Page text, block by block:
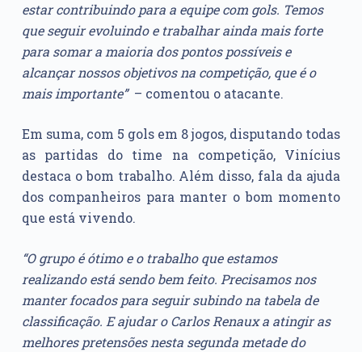
estar contribuindo para a equipe com gols. Temos
que seguir evoluindo e trabalhar ainda mais forte
para somar a maioria dos pontos possíveis e
alcançar nossos objetivos na competição, que é o
mais importante” – comentou o atacante.
Em suma, com 5 gols em 8 jogos, disputando todas
as partidas do time na competição, Vinícius
destaca o bom trabalho. Além disso, fala da ajuda
dos companheiros para manter o bom momento
que está vivendo.
“O grupo é ótimo e o trabalho que estamos
realizando está sendo bem feito. Precisamos nos
manter focados para seguir subindo na tabela de
classificação. E ajudar o Carlos Renaux a atingir as
melhores pretensões nesta segunda metade do